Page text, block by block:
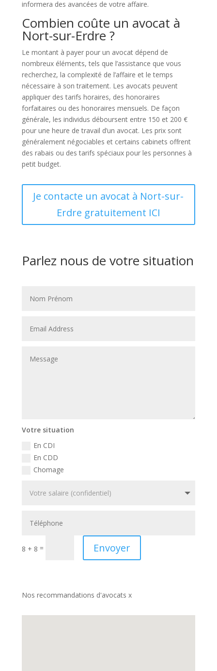
informera des avancées de votre affaire.
Combien coûte un avocat à
Nort-sur-Erdre ?
Le montant à payer pour un avocat dépend de
nombreux éléments, tels que l’assistance que vous
recherchez, la complexité de l’affaire et le temps
nécessaire à son traitement. Les avocats peuvent
appliquer des tarifs horaires, des honoraires
forfaitaires ou des honoraires mensuels. De façon
générale, les individus déboursent entre 150 et 200 €
pour une heure de travail d’un avocat. Les prix sont
généralement négociables et certains cabinets offrent
des rabais ou des tarifs spéciaux pour les personnes à
petit budget.
Je contacte un avocat à Nort-sur-
Erdre gratuitement ICI
Parlez nous de votre situation
Votre situation
En CDI
En CDD
Chomage
8 + 8 = Envoyer
Nos recommandations d'avocats x